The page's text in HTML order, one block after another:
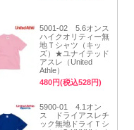
5001-02 5.6オンス
ハイクオリティー無
地Ｔシャツ（キッ
ズ）★ユナイテッド
アスレ（United
Athle）
480円(税込528円)
5900-01 4.1オン
ス ドライアスレチ
ック無地ドライＴシ